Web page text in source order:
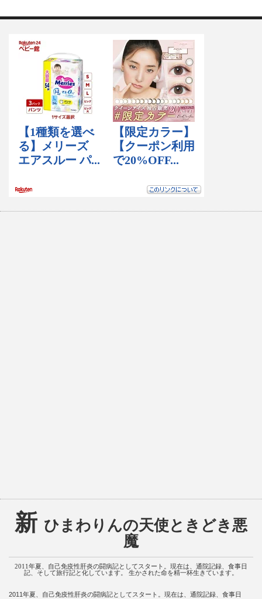
新 ひまわりんの天使ときどき悪
魔
2011年夏、自己免疫性肝炎の闘病記としてスタート。現在は、通院記録、食事日
記、そして旅行記と化しています。 生かされた命を精一杯生きています。
2011年夏、自己免疫性肝炎の闘病記としてスタート。現在は、通院記録、食事日